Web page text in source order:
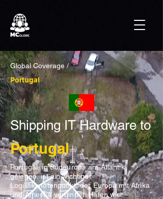
Global Coverage /
Portugal
Shipping IT Hardware to
Portugal
Portugal, in Südeuropa am Atlantik
gelegen, ist ein wichtiger
Logistikknotenpunkt, der Europa mit Afrika
und Amerika verbindet. Häfen wie